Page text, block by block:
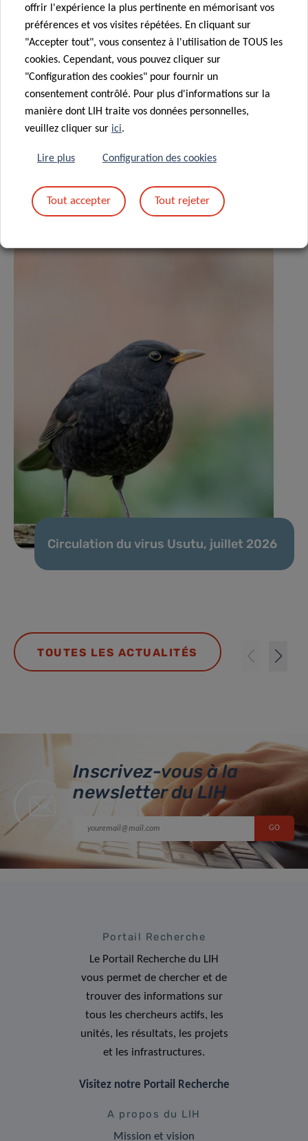
Infection & Immunotherapy Research
Contact
Partagez sur
Actualités associées
Circulation du virus Usutu, juillet 2026
TOUTES LES ACTUALITÉS
Inscrivez-vous à la
newsletter du LIH
Portail Recherche
Le Portail Recherche du LIH
vous permet de chercher et de
trouver des informations sur
tous les chercheurs actifs, les
unités, les résultats, les projets
et les infrastructures.
Visitez notre Portail Recherche
A propos du LIH
Mission et vision
offrir l'expérience la plus pertinente en mémorisant vos
préférences et vos visites répétées. En cliquant sur
"Accepter tout", vous consentez à l'utilisation de TOUS les
cookies. Cependant, vous pouvez cliquer sur
"Configuration des cookies" pour fournir un
consentement contrôlé. Pour plus d'informations sur la
manière dont LIH traite vos données personnelles,
veuillez cliquer sur ici.
Lire plus Configuration des cookies
Tout accepter Tout rejeter